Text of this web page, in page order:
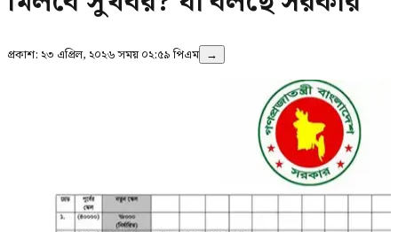
প্রকাশ: ২৩ এপ্রিল, ২০২৬ সময় ০২:৫৯ পিএম →